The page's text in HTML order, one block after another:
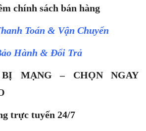
chính sách bán hàng
Toán & Vận Chuyển
Hành & Đổi Trả
MẠNG – CHỌN NGAY
trực tuyến 24/7